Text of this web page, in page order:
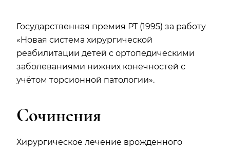
Государственная премия РТ (1995) за работу
«Новая система хирургической
реабилитации детей с ортопедическими
заболеваниями нижних конечностей с
учётом торсионной патологии».
Сочинения
Хирургическое лечение врожденного